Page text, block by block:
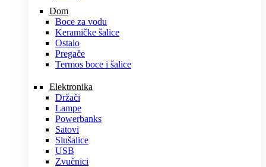
Dom
Boce za vodu
Keramičke šalice
Ostalo
Pregače
Termos boce i šalice
Elektronika
Držači
Lampe
Powerbanks
Satovi
Slušalice
USB
Zvučnici